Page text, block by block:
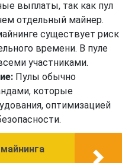
выплаты, так как пул
отдельный майнер.
существует риск
времени. В пуле
участниками.
Пулы обычно
которые
оптимизацией